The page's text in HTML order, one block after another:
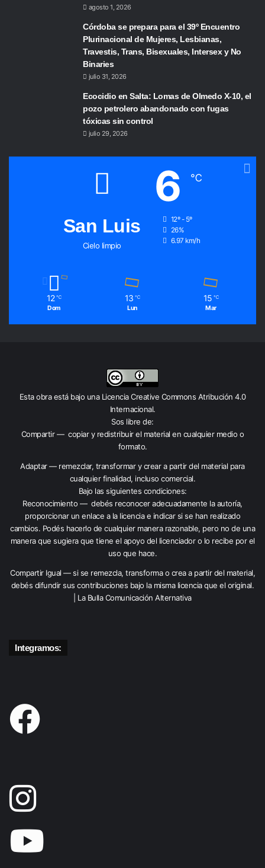
agosto 1, 2026
Córdoba se prepara para el 39º Encuentro
Plurinacional de Mujeres, Lesbianas,
Travestis, Trans, Bisexuales, Intersex y No
Binaries
julio 31, 2026
Ecocidio en Salta: Lomas de Olmedo X-10, el
pozo petrolero abandonado con fugas
tóxicas sin control
julio 29, 2026
San Luis
Cielo limpio
6 ℃
12º - 5º
26%
6.97 km/h
12 ℃
Dom
13 ℃
Lun
15 ℃
Mar
Esta obra está bajo una Licencia Creative Commons Atribución 4.0
Internacional.
Sos libre de:
Compartir — copiar y redistribuir el material en cualquier medio o
formato.
Adaptar — remezclar, transformar y crear a partir del material para
cualquier finalidad, incluso comercial.
Bajo las siguientes condiciones:
Reconocimiento — debés reconocer adecuadamente la autoría,
proporcionar un enlace a la licencia e indicar si se han realizado
cambios. Podés hacerlo de cualquier manera razonable, pero no de una
manera que sugiera que tiene el apoyo del licenciador o lo recibe por el
uso que hace.
Compartir Igual — si se remezcla, transforma o crea a partir del material,
debés difundir sus contribuciones bajo la misma licencia que el original.
| La Bulla Comunicación Alternativa
Integramos: